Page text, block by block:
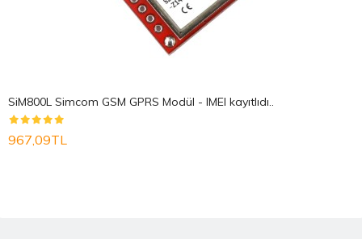
SiM800L Simcom GSM GPRS Modül - IMEI kayıtlıdı..
967,09TL